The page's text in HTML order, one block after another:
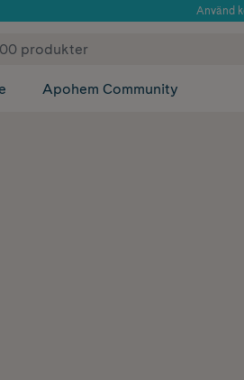
Använd
✓ Fri frakt
Apohem Community